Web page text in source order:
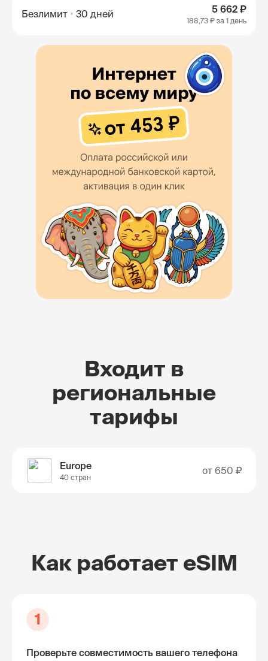
Безлимит 30 дней 5 662 ₽
188,73 ₽ за 1 день
Входит в
региональные
тарифы
Europe
40 стран
от 650 ₽
Как работает eSIM
1
Проверьте совместимость вашего телефона